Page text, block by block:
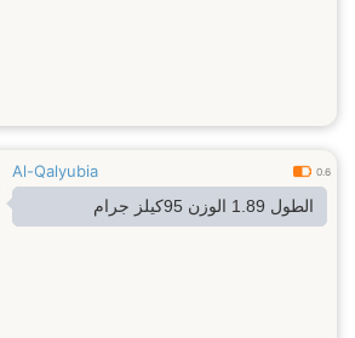
Al-Qalyubia 0.6
الطول 1.89 الوزن 95كيلز جرام